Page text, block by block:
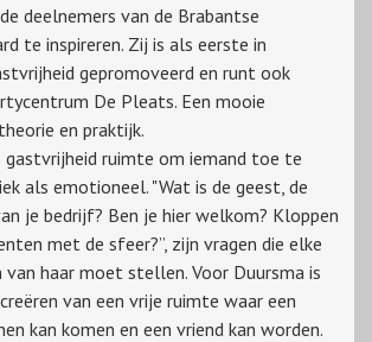
deelnemers van de Brabantse
te inspireren. Zij is als eerste in
gepromoveerd en runt ook
De Pleats. Een mooie
en praktijk.
gastvrijheid ruimte om iemand toe te
als emotioneel. "Wat is de geest, de
je bedrijf? Ben je hier welkom? Kloppen
met de sfeer?”, zijn vragen die elke
van haar moet stellen. Voor Duursma is
van een vrije ruimte waar een
kan komen en een vriend kan worden.